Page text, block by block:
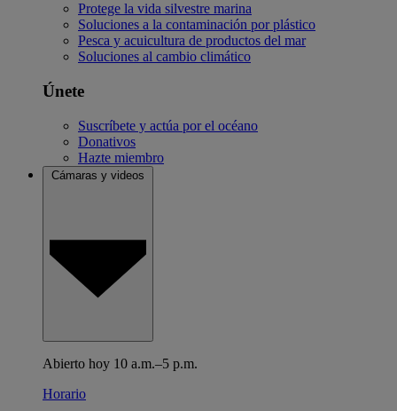
Protege la vida silvestre marina
Soluciones a la contaminación por plástico
Pesca y acuicultura de productos del mar
Soluciones al cambio climático
Únete
Suscríbete y actúa por el océano
Donativos
Hazte miembro
Cámaras y videos
Abierto hoy 10 a.m.–5 p.m.
Horario